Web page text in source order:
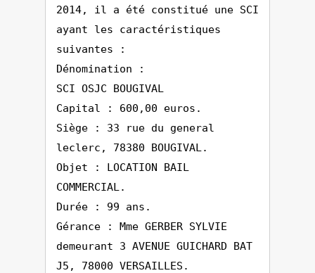
2014, il a été constitué une SCI
ayant les caractéristiques
suivantes :
Dénomination :
SCI OSJC BOUGIVAL
Capital : 600,00 euros.
Siège : 33 rue du general
leclerc, 78380 BOUGIVAL.
Objet : LOCATION BAIL
COMMERCIAL.
Durée : 99 ans.
Gérance : Mme GERBER SYLVIE
demeurant 3 AVENUE GUICHARD BAT
J5, 78000 VERSAILLES.